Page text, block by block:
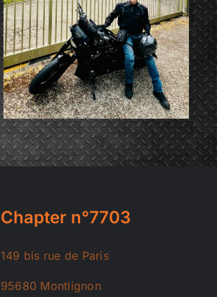
ISABELLE et
VINCENT Blin
Chapter n°7703
149 bis rue de Paris
95680 Montlignon